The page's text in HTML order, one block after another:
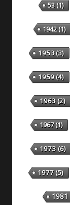
53(1)
1942(1)
1953(3)
1959(4)
1963(2)
1967(1)
1973(6)
1977(5)
1981